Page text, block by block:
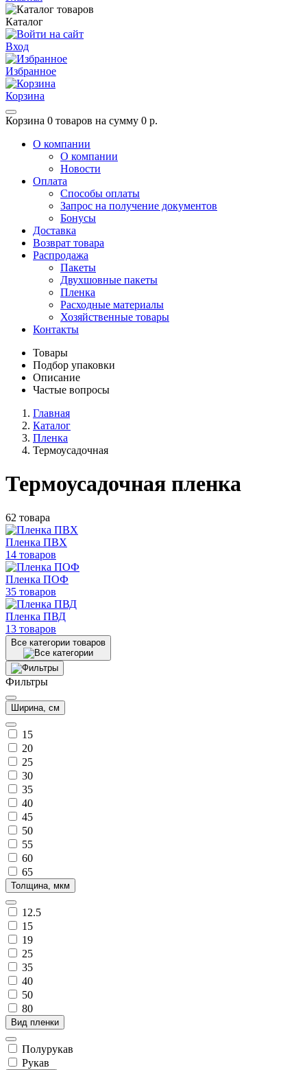
Каталог
Вход
Избранное
Корзина
Корзина 0 товаров на сумму 0 р.
О компании
О компании
Новости
Оплата
Способы оплаты
Запрос на получение документов
Бонусы
Доставка
Возврат товара
Распродажа
Пакеты
Двухшовные пакеты
Пленка
Расходные материалы
Хозяйственные товары
Контакты
Товары
Подбор упаковки
Описание
Частые вопросы
Главная
Каталог
Пленка
Термоусадочная
Термоусадочная пленка
62 товара
Пленка ПВХ
14 товаров
Пленка ПОФ
35 товаров
Пленка ПВД
13 товаров
Все категории товаров
Фильтры
Ширина, см
15
20
25
30
35
40
45
50
55
60
65
Толщина, мкм
12.5
15
19
25
35
40
50
80
Вид пленки
Полурукав
Рукав